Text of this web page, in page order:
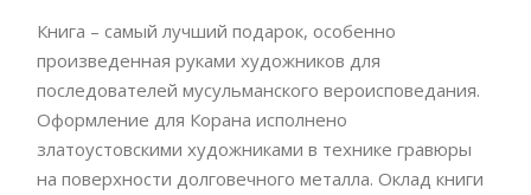
Книга – самый лучший подарок, особенно
произведенная руками художников для
последователей мусульманского вероисповедания.
Оформление для Корана исполнено
златоустовскими художниками в технике гравюры
на поверхности долговечного металла. Оклад книги